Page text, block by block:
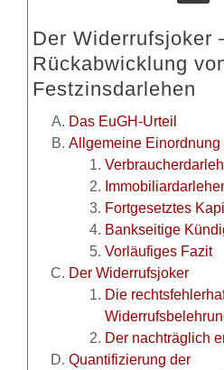
Der Widerrufsjoker
Rückabwicklung
Festzinsdarlehen
Das EuGH-Urteil
Allgemeine Einordnung
Fortgesetztes
Bankseitige
Vorläufiges Fazit
Der Widerrufsjoker
Die
Der nachträglich
Quantifizierung der